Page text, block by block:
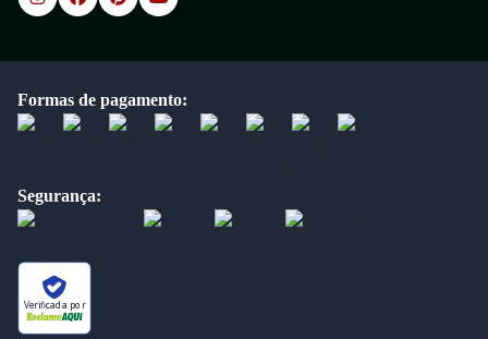
Formas de pagamento:
Segurança:
Verificada por